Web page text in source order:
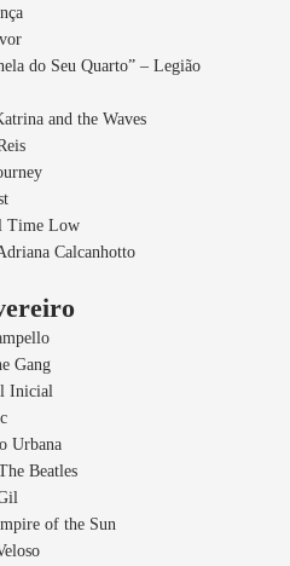
do Seu Quarto” – Legião
and the Waves
Time Low
Calcanhotto
Gang
Inicial
Urbana
Beatles
of the Sun